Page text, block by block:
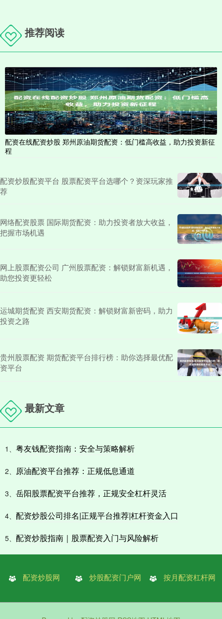
推荐阅读
配资在线配资炒股 郑州原油期货配资：低门槛高收益，助力投资新征
程
配资炒股配资平台 股票配资平台选哪个？资深玩家推
荐
网络配资股票 国际期货配资：助力投资者放大收益，
把握市场机遇
网上股票配资公司 广州股票配资：解锁财富新机遇，
助您投资更轻松
运城期货配资 西安期货配资：解锁财富新密码，助力
投资之路
贵州股票配资 期货配资平台排行榜：助你选择最优配
资平台
最新文章
1、 粤友钱配资指南：安全与策略解析
2、 原油配资平台推荐：正规低息通道
3、 岳阳股票配资平台推荐，正规安全杠杆灵活
4、 配资炒股公司排名|正规平台推荐|杠杆资金入口
5、 配资炒股指南｜股票配资入门与风险解析
配资炒股网 炒股配资门户网 按月配资杠杆网